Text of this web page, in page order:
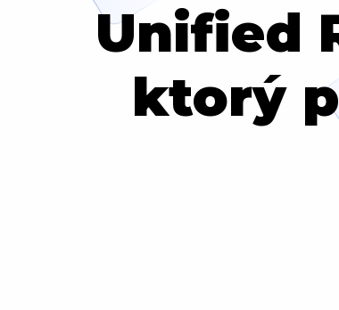
Unified
ktorý